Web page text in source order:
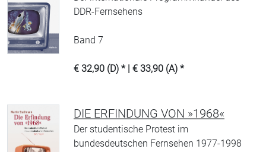
DDR-Fernsehens
Band 7
€ 32,90 (D) * | € 33,90 (A) *
DIE ERFINDUNG VON »1968«
Der studentische Protest im
bundesdeutschen Fernsehen 1977-1998